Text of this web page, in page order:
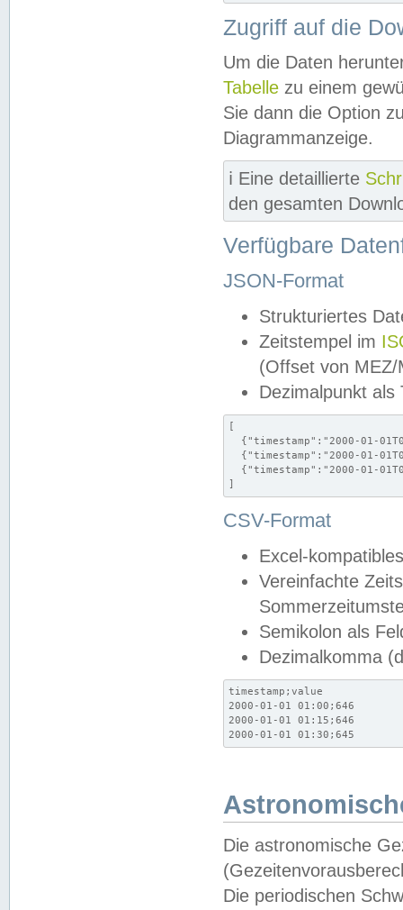
Zugriff auf die
Um die Daten
Tabelle zu einem
Sie dann die Option
Diagrammanzeige.
ℹ️ Eine detaillierte
den gesamten
Verfügbare
JSON-Format
Strukturiertes
Zeitstempel im
(Offset von MEZ/
Dezimalpunkt als
[
{"timestamp":"2000-01-
{"timestamp":"2000-01-
{"timestamp":"2000-01-
]
CSV-Format
Excel-
Vereinfachte
Semikolon als
Dezimalkomma
timestamp;value
2000-01-01 01:00;646
2000-01-01 01:15;646
2000-01-01 01:30;645
Die astronomische
Die periodischen